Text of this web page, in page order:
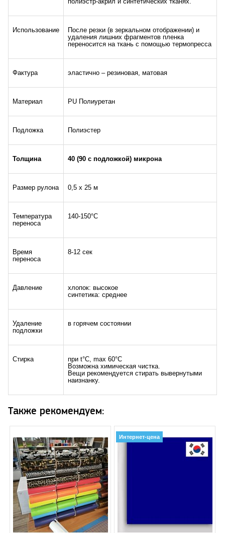
Использование
После резки (в зеркальном отображении) и
удаления лишних фрагментов пленка
переносится на ткань с помощью термопресса
Фактура эластично – резиновая, матовая
Материал PU Полиуретан
Подложка Полиэстер
Толщина 40 (90 с подложкой) микрона
Размер рулона 0,5 х 25 м
Температура
переноса
140-150°С
Время
переноса
8-12 сек
Давление
хлопок: высокое
синтетика: среднее
Удаление
подложки
в горячем состоянии
Стирка
при t°C, max 60°C
Возможна химическая чистка.
Вещи рекомендуется стирать вывернутыми
наизнанку.
Также рекомендуем:
Интернет-цена